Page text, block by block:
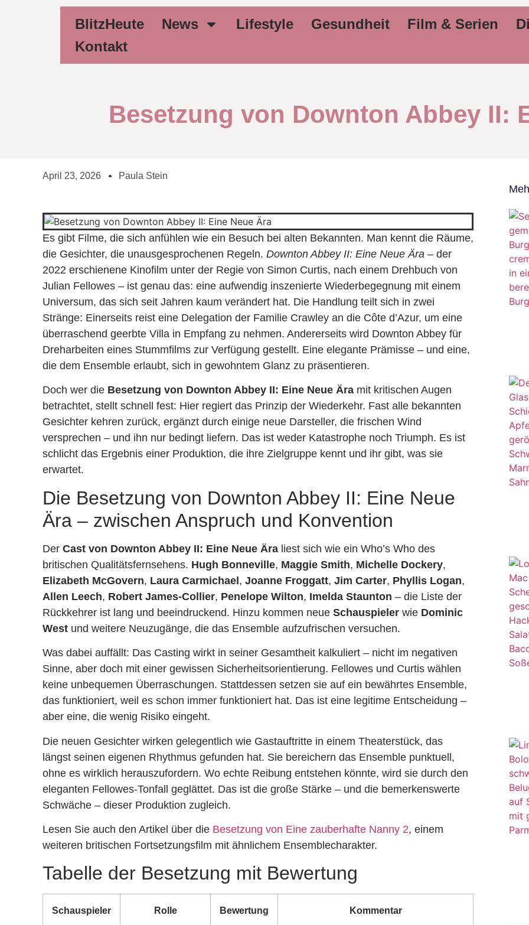
BlitzHeute News Lifestyle Gesundheit Film & Serien
Kontakt
Besetzung von Downton Abbey II:
April 23, 2026 Paula Stein
Es gibt Filme, die sich anfühlen wie ein Besuch bei alten Bekannten. Man kennt die Räume,
die Gesichter, die unausgesprochenen Regeln. Downton Abbey II: Eine Neue Ära – der
2022 erschienene Kinofilm unter der Regie von Simon Curtis, nach einem Drehbuch von
Julian Fellowes – ist genau das: eine aufwendig inszenierte Wiederbegegnung mit einem
Universum, das sich seit Jahren kaum verändert hat. Die Handlung teilt sich in zwei
Stränge: Einerseits reist eine Delegation der Familie Crawley an die Côte d’Azur, um eine
überraschend geerbte Villa in Empfang zu nehmen. Andererseits wird Downton Abbey für
Dreharbeiten eines Stummfilms zur Verfügung gestellt. Eine elegante Prämisse – und eine,
die dem Ensemble erlaubt, sich in gewohntem Glanz zu präsentieren.
Doch wer die Besetzung von Downton Abbey II: Eine Neue Ära mit kritischen Augen
betrachtet, stellt schnell fest: Hier regiert das Prinzip der Wiederkehr. Fast alle bekannten
Gesichter kehren zurück, ergänzt durch einige neue Darsteller, die frischen Wind
versprechen – und ihn nur bedingt liefern. Das ist weder Katastrophe noch Triumph. Es ist
schlicht das Ergebnis einer Produktion, die ihre Zielgruppe kennt und ihr gibt, was sie
erwartet.
Die Besetzung von Downton Abbey II: Eine Neue
Ära – zwischen Anspruch und Konvention
Der Cast von Downton Abbey II: Eine Neue Ära liest sich wie ein Who’s Who des
britischen Qualitätsfernsehens. Hugh Bonneville, Maggie Smith, Michelle Dockery,
Elizabeth McGovern, Laura Carmichael, Joanne Froggatt, Jim Carter, Phyllis Logan,
Allen Leech, Robert James-Collier, Penelope Wilton, Imelda Staunton – die Liste der
Rückkehrer ist lang und beeindruckend. Hinzu kommen neue Schauspieler wie Dominic
West und weitere Neuzugänge, die das Ensemble aufzufrischen versuchen.
Was dabei auffällt: Das Casting wirkt in seiner Gesamtheit kalkuliert – nicht im negativen
Sinne, aber doch mit einer gewissen Sicherheitsorientierung. Fellowes und Curtis wählen
keine unbequemen Überraschungen. Stattdessen setzen sie auf ein bewährtes Ensemble,
das funktioniert, weil es schon immer funktioniert hat. Das ist eine legitime Entscheidung –
aber eine, die wenig Risiko eingeht.
Die neuen Gesichter wirken gelegentlich wie Gastauftritte in einem Theaterstück, das
längst seinen eigenen Rhythmus gefunden hat. Sie bereichern das Ensemble punktuell,
ohne es wirklich herauszufordern. Wo echte Reibung entstehen könnte, wird sie durch den
eleganten Fellowes-Tonfall geglättet. Das ist die große Stärke – und die bemerkenswerte
Schwäche – dieser Produktion zugleich.
Lesen Sie auch den Artikel über die Besetzung von Eine zauberhafte Nanny 2, einem
weiteren britischen Fortsetzungsfilm mit ähnlichem Ensemblecharakter.
Tabelle der Besetzung mit Bewertung
Schauspieler Rolle Bewertung Kommentar